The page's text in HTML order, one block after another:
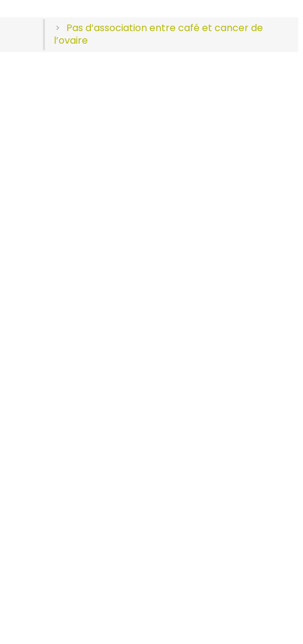
Pas d’association entre café et cancer de
l’ovaire